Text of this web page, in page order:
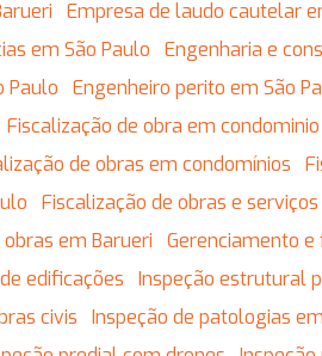
Empresa de laudo cautelar
em São Paulo
Engenharia e
Paulo
Engenheiro perito em São
Fiscalização de obra em condominio
de obras em condomínios
Fiscalização de obras e serviços
obras em Barueri
Gerenciamento
edificações Inspeção estrutural
civis Inspeção de patologias